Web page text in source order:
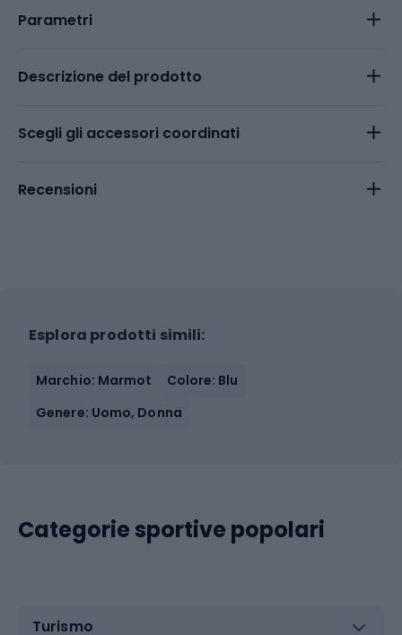
Parametri
Descrizione del prodotto
Scegli gli accessori coordinati
Recensioni
Esplora prodotti simili:
Marchio: Marmot
Colore: Blu
Genere: Uomo, Donna
Categorie sportive popolari
Turismo